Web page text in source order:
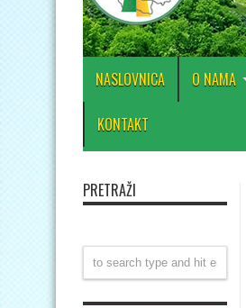
NASLOVNICA O NAMA
KONTAKT
PRETRAŽI